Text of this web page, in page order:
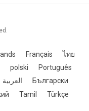
Français
ไทย
polski
Português
العربية
Български
Tamil
Türkçe